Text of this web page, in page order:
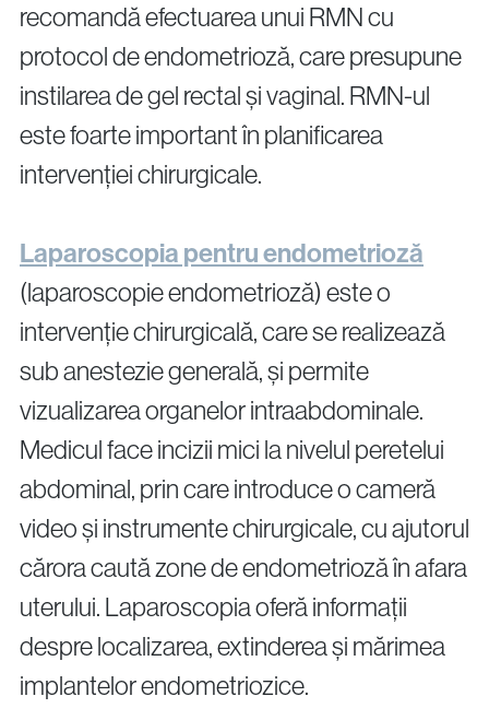
recomandă efectuarea unui RMN cu
protocol de endometrioză, care presupune
instilarea de gel rectal și vaginal. RMN-ul
este foarte important în planificarea
intervenției chirurgicale.
Laparoscopia pentru endometrioză
(laparoscopie endometrioză) este o
intervenție chirurgicală, care se realizează
sub anestezie generală, și permite
vizualizarea organelor intraabdominale.
Medicul face incizii mici la nivelul peretelui
abdominal, prin care introduce o cameră
video și instrumente chirurgicale, cu ajutorul
cărora caută zone de endometrioză în afara
uterului. Laparoscopia oferă informații
despre localizarea, extinderea și mărimea
implantelor endometriozice.